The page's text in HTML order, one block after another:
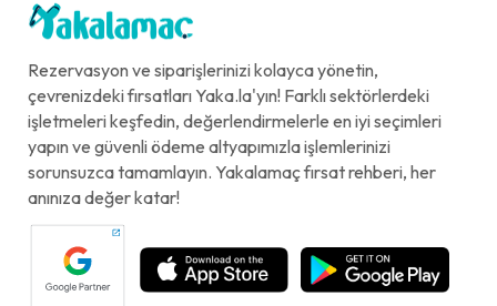
Rezervasyon ve siparişlerinizi kolayca yönetin,
çevrenizdeki fırsatları Yaka.la'yın! Farklı sektörlerdeki
işletmeleri keşfedin, değerlendirmelerle en iyi seçimleri
yapın ve güvenli ödeme altyapımızla işlemlerinizi
sorunsuzca tamamlayın. Yakalamaç fırsat rehberi, her
anınıza değer katar!